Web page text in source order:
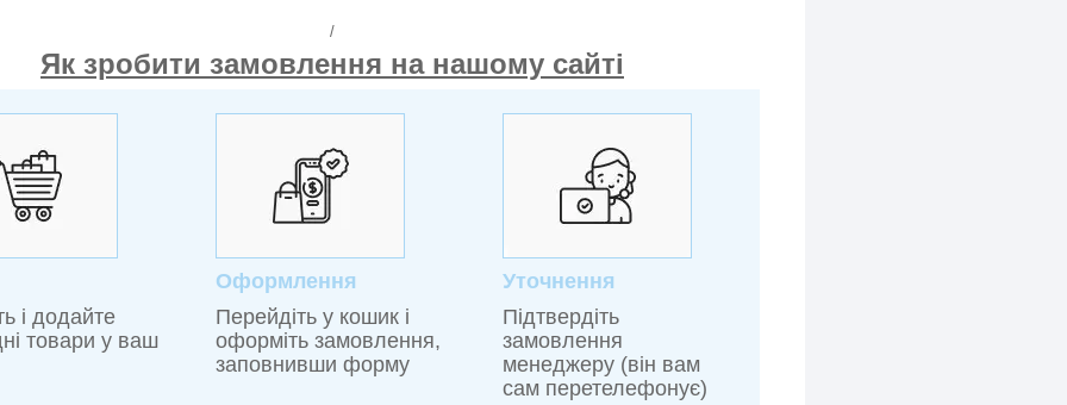
/
Як зробити замовлення на нашому сайті
і додайте
товари у ваш
Оформлення
Перейдіть у кошик і
оформіть замовлення,
заповнивши форму
Уточнення
Підтвердіть
замовлення
менеджеру (він вам
сам перетелефонує)